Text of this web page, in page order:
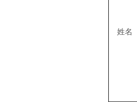
姓名